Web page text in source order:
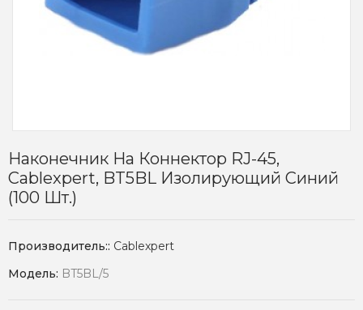
Наконечник На Коннектор RJ-45,
Cablexpert, BT5BL Изолирующий Синий
(100 Шт.)
Производитель:: Cablexpert
Модель: BT5BL/5